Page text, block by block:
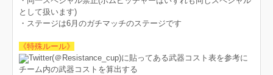
として扱います)
・ステージは6月のガチマッチのステージです
《特殊ルール》
Twitter(＠Resistance_cup)に貼ってある武器コスト表を参考に
チーム内の武器コストを算出する